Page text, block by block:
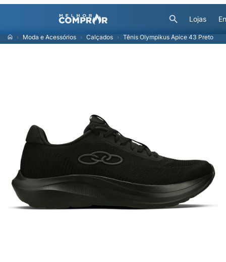
Lojas
Moda e Acessórios Calçados Tênis Olympikus Ápice 43 Preto